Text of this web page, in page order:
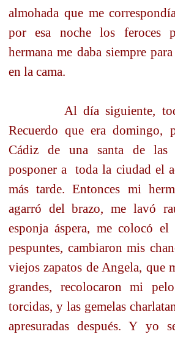
almohada que me
por esa noche los feroces
hermana me daba siempre
en la cama.
Al día siguiente,
Recuerdo que era domingo,
Cádiz de una santa de las
posponer a
toda la ciudad el
más tarde. Entonces mi
agarró del brazo, me lavó
esponja áspera, me colocó
pespuntes, cambiaron mis
viejos zapatos de Angela, que
grandes, recolocaron mi
torcidas, y las gemelas
apresuradas después. Y yo